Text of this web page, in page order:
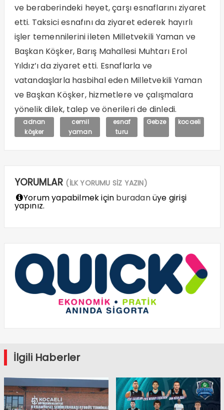
ve beraberindeki heyet, çarşı esnaflarını ziyaret
etti. Taksici esnafını da ziyaret ederek hayırlı
işler temennilerini ileten Milletvekili Yaman ve
Başkan Köşker, Barış Mahallesi Muhtarı Erol
Yıldız’ı da ziyaret etti. Esnaflarla ve
vatandaşlarla hasbihal eden Milletvekili Yaman
ve Başkan Köşker, hizmetlere ve çalışmalara
yönelik dilek, talep ve önerileri de dinledi.
adnan
köşker
cemil
yaman
esnaf
turu
Gebze kocaeli
YORUMLAR (İLK YORUMU SİZ YAZIN)
Yorum yapabilmek için buradanüye girişi
yapınız.
İlgili Haberler